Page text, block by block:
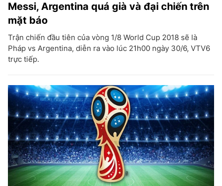
Messi, Argentina quá già và đại chiến trên
mặt báo
Trận chiến đầu tiên của vòng 1/8 World Cup 2018 sẽ là
Pháp vs Argentina, diễn ra vào lúc 21h00 ngày 30/6, VTV6
trực tiếp.